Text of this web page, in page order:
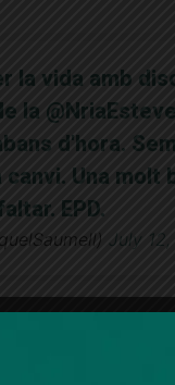
la vida amb
la
d'hora.
Una molt
EPD.
July
tocat.